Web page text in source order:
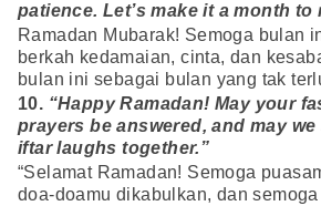
patience. Let’s make it a month to
Ramadan Mubarak! Semoga bulan
berkah kedamaian, cinta, dan
bulan ini sebagai bulan yang tak
10. “Happy Ramadan! May your
prayers be answered, and may
iftar laughs together.”
“Selamat Ramadan! Semoga
doa-doamu dikabulkan, dan